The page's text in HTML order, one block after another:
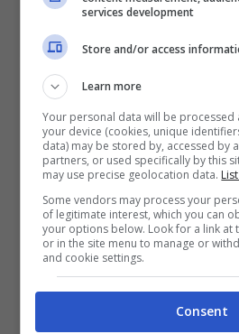
Mostra
Bonus Benvenuto
50% sul deposito
Mostra
services development
Store and/or access
Learn more
Your personal data will be
your device (cookies, unique
data) may be stored by, accessed by
partners, or used specifically by this
may use precise geolocation data.
Some vendors may process your
of legitimate interest, which you can
your options below. Look for a link at
or in the site menu to manage or
and cookie settings.
Consent